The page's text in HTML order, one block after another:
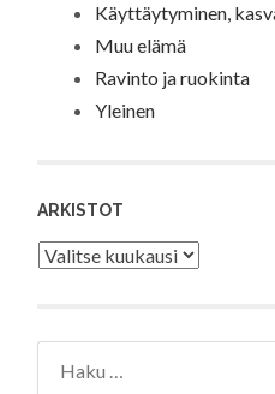
Käyttäytyminen,
Muu elämä
Ravinto ja ruokinta
Yleinen
ARKISTOT
Arkistot